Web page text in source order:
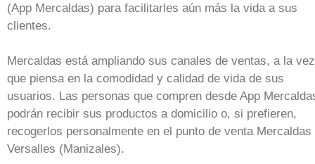
(App Mercaldas) para facilitarles aún más la vida a sus
clientes.
Mercaldas está ampliando sus canales de ventas, a la vez
que piensa en la comodidad y calidad de vida de sus
usuarios. Las personas que compren desde App
podrán recibir sus productos a domicilio o, si prefieren,
recogerlos personalmente en el punto de venta Mercaldas
Versalles (Manizales).